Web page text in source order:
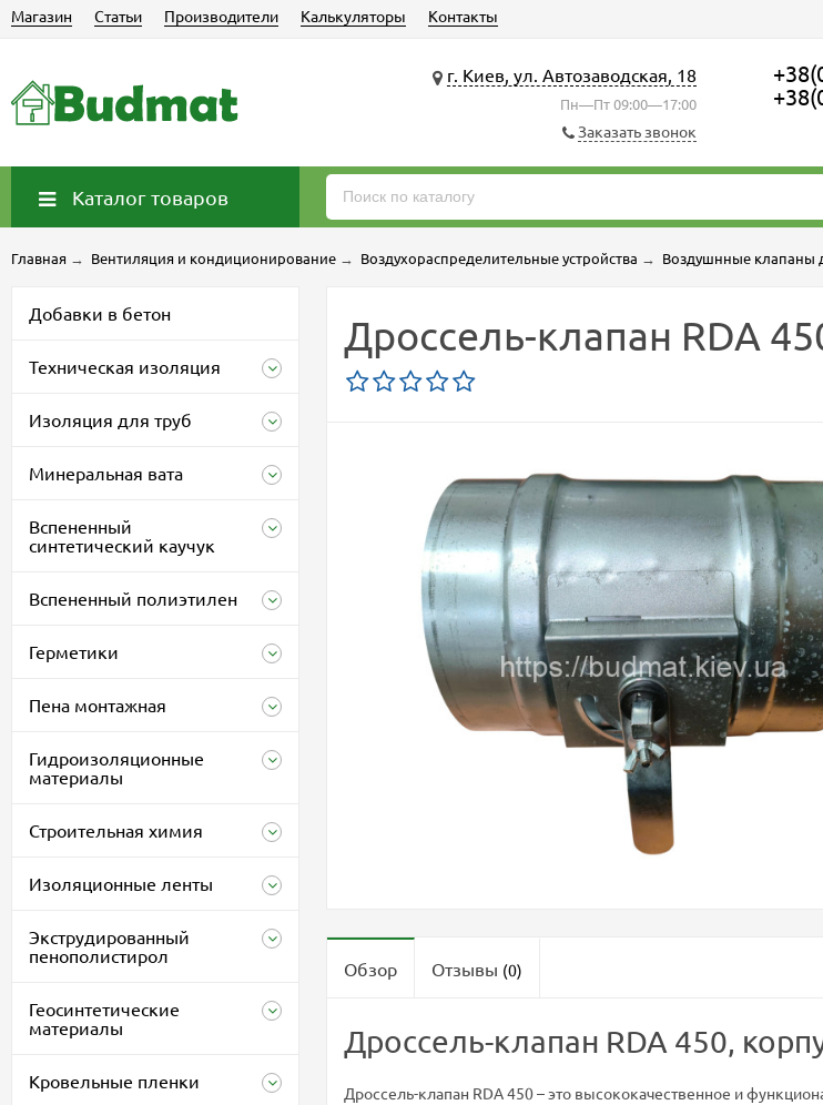
Магазин Статьи Производители Калькуляторы Контакты
г. Киев, ул. Автозаводская, 18
Пн—Пт 09:00—17:00
Заказать звонок
Каталог товаров
Главная → Вентиляция и кондиционирование → Воздухораспределительные устройства → Воздушнные клапаны
Добавки в бетон
Техническая изоляция
Изоляция для труб
Минеральная вата
Вспененный
синтетический каучук
Вспененный полиэтилен
Герметики
Пена монтажная
Гидроизоляционные
материалы
Строительная химия
Изоляционные ленты
Экструдированный
пенополистирол
Геосинтетические
материалы
Кровельные пленки
Дроссель-клапан RDA
Обзор Отзывы (0)
Дроссель-клапан RDA 450,
Дроссель-клапан RDA 450 – это высококачественное и